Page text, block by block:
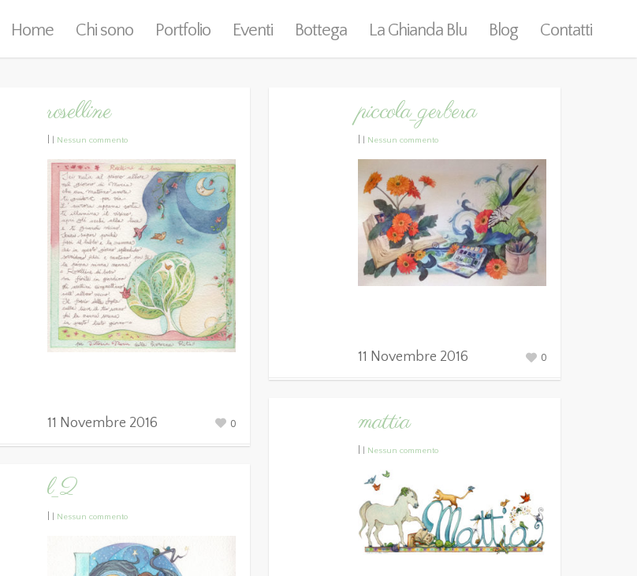
Home Chi sono Portfolio Eventi Bottega La Ghianda Blu Blog Contatti
roselline
Nessun commento
11 Novembre 2016 0
piccola_gerbera
Nessun commento
11 Novembre 2016 0
mattia
Nessun commento
l_2
Nessun commento